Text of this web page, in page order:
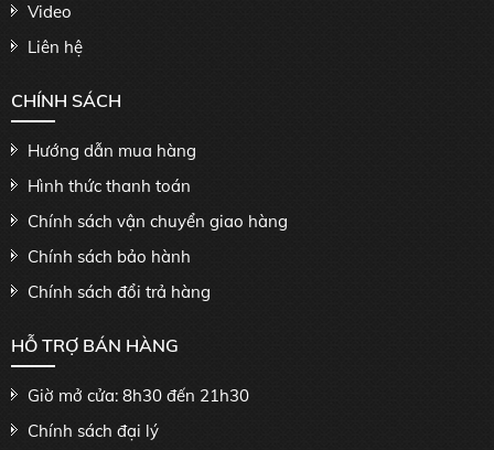
Video
Liên hệ
CHÍNH SÁCH
Hướng dẫn mua hàng
Hình thức thanh toán
Chính sách vận chuyển giao hàng
Chính sách bảo hành
Chính sách đổi trả hàng
HỖ TRỢ BÁN HÀNG
Giờ mở cửa: 8h30 đến 21h30
Chính sách đại lý